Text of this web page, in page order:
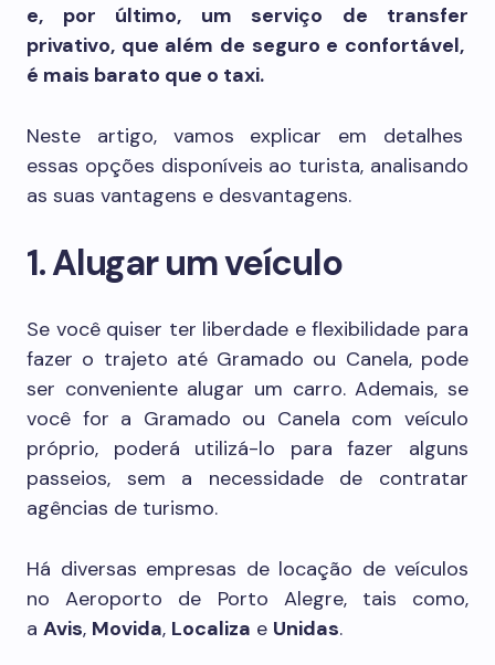
e, por último, um serviço de transfer
privativo, que além de seguro e confortável,
é mais barato que o taxi.
Neste artigo, vamos explicar em detalhes
essas opções disponíveis ao turista, analisando
as suas vantagens e desvantagens.
1. Alugar um veículo
Se você quiser ter liberdade e flexibilidade para
fazer o trajeto até Gramado ou Canela, pode
ser conveniente alugar um carro. Ademais, se
você for a Gramado ou Canela com veículo
próprio, poderá utilizá-lo para fazer alguns
passeios, sem a necessidade de contratar
agências de turismo.
Há diversas empresas de locação de veículos
no Aeroporto de Porto Alegre, tais como,
a Avis, Movida, Localiza e Unidas.